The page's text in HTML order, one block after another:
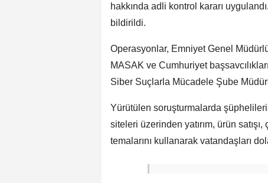
hakkında adli kontrol kararı
bildirildi.
Operasyonlar, Emniyet Genel
MASAK ve Cumhuriyet
Siber Suçlarla Mücadele Şube
Yürütülen soruşturmalarda
siteleri üzerinden yatırım, ürün
temalarını kullanarak vatandaşları